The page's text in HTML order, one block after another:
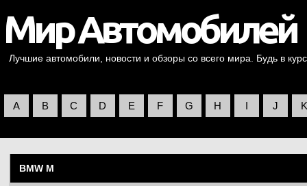
Лучшие автомобили, новости и обзоры со всего мира. Будь в
A B C D E F G H I J K
BMW M